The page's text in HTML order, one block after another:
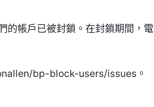
的帳戶已被封鎖。在封鎖期間，電
bp-block-users/issues。